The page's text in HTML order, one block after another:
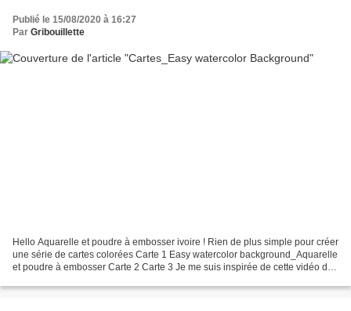
Publié le 15/08/2020 à 16:27
Par Gribouillette
Hello Aquarelle et poudre à embosser ivoire ! Rien de plus simple pour créer
une série de cartes colorées Carte 1 Easy watercolor background_Aquarelle
et poudre à embosser Carte 2 Carte 3 Je me suis inspirée de cette vidéo de